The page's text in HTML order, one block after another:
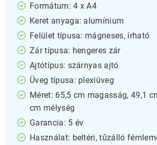
Formátum: 4 x A4
Keret anyaga: alumínium
Felület típusa: mágneses, írható
Zár típusa: hengeres zár
Ajtótípus: szárnyas ajtó
Üveg típusa: plexiüveg
Méret: 65,5 cm magasság, 49,1
cm mélység
Garancia: 5 év
Használat: beltéri, tűzálló